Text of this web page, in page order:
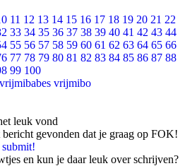
11 12 13 14 15 16 17 18 19 20 21 22
33 34 35 36 37 38 39 40 41 42 43 44
55 56 57 58 59 60 61 62 63 64 65 66
77 78 79 80 81 82 83 84 85 86 87 88
99 100
vrijmibabes vrijmibo
leuk vond
gevonden dat je graag op FOK!
en kun je daar leuk over schrijven?